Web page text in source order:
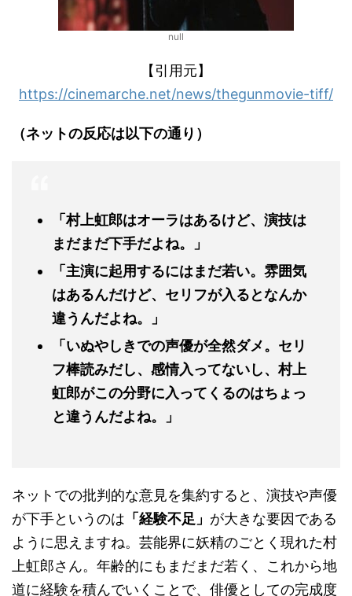
null
【引用元】
https://cinemarche.net/news/thegunmovie-tiff/
（ネットの反応は以下の通り）
「村上虹郎はオーラはあるけど、演技は
まだまだ下手だよね。」
「主演に起用するにはまだ若い。雰囲気
はあるんだけど、セリフが入るとなんか
違うんだよね。」
「いぬやしきでの声優が全然ダメ。セリ
フ棒読みだし、感情入ってないし、村上
虹郎がこの分野に入ってくるのはちょっ
と違うんだよね。」
ネットでの批判的な意見を集約すると、演技や声優
が下手というのは 「経験不足」 が大きな要因である
ように思えますね。芸能界に妖精のごとく現れた村
上虹郎さん。年齢的にもまだまだ若く、これから地
道に経験を積んでいくことで、俳優としての完成度